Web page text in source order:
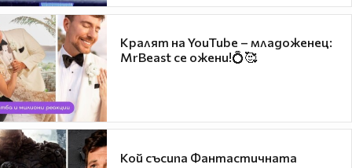
Кралят на YouTube – младоженец:
MrBeast се ожени!💍🥰
Кой съсипа Фантастичната